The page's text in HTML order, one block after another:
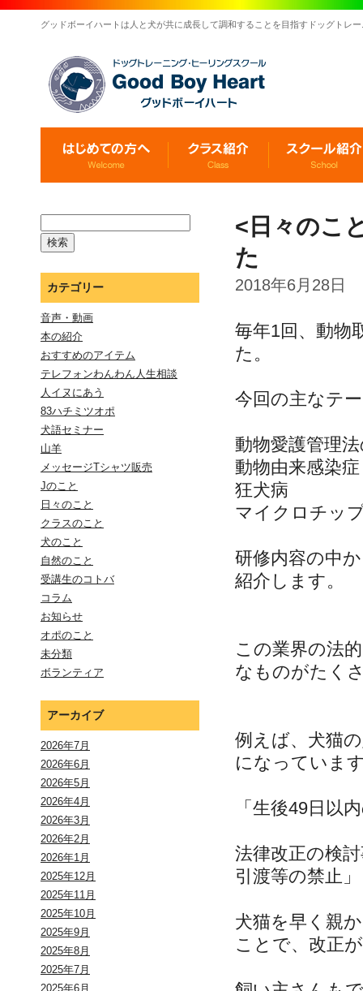
グッドボーイハートは人と犬が共に成長して調和することを目指すドッグトレ
カテゴリー
音声・動画
本の紹介
おすすめのアイテム
テレフォンわんわん人生相談
人イヌにあう
83ハチミツオポ
犬語セミナー
山羊
メッセージTシャツ販売
Jのこと
日々のこと
クラスのこと
犬のこと
自然のこと
受講生のコトバ
コラム
お知らせ
オポのこと
未分類
ボランティア
アーカイブ
2026年7月
2026年6月
2026年5月
2026年4月
2026年3月
2026年2月
2026年1月
2025年12月
2025年11月
2025年10月
2025年9月
2025年8月
2025年7月
2025年6月
<日々のこ
た
2018年6月28日
毎年1回、動物
た。
今回の主なテ
動物愛護管理
動物由来感染症
狂犬病
マイクロチッ
研修内容の中
紹介します。
この業界の法
なものがたく
例えば、犬猫
になっていま
「生後49日以
法律改正の検
引渡等の禁止
犬猫を早く親
ことで、改正